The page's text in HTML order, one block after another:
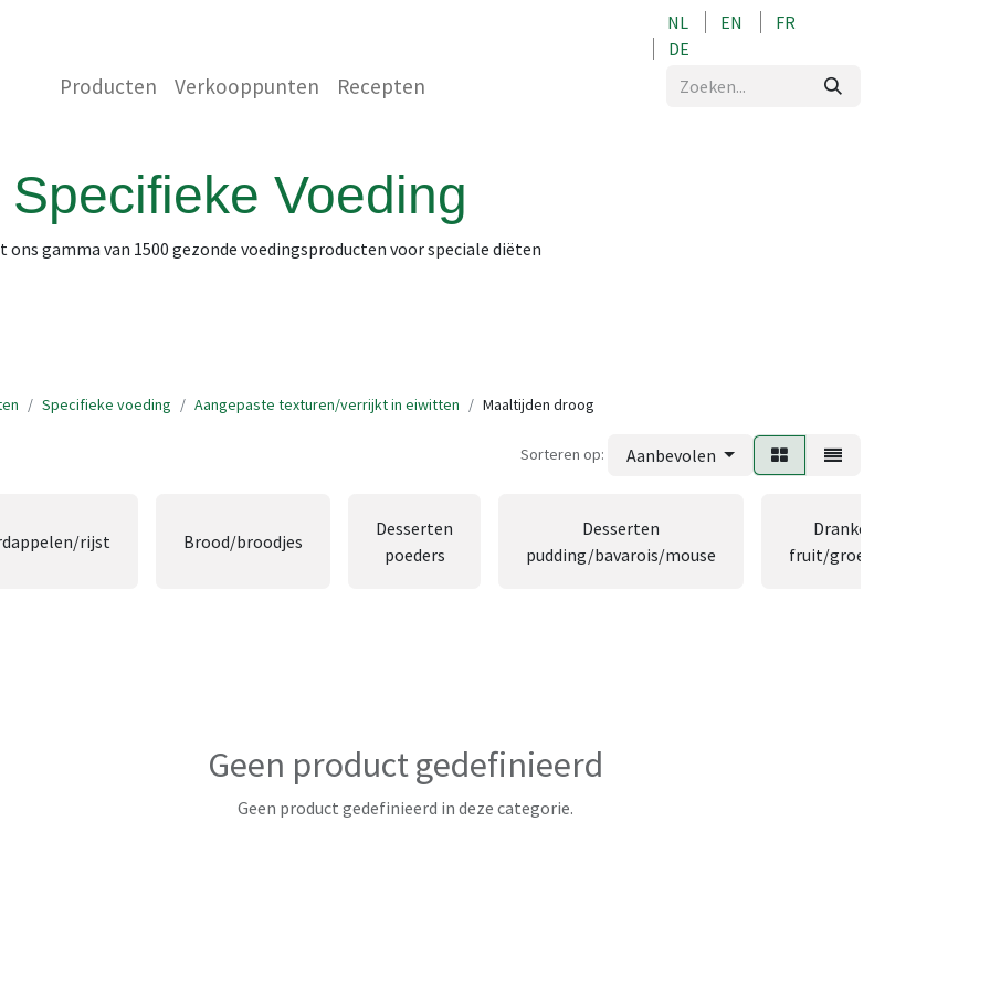
NL EN
FR
DE
Producten Verkooppunten Recepten
Specifieke Voeding
ons gamma van 1500 gezonde voedingsproducten voor speciale diëten
Specifieke voeding Aangepaste texturen/verrijkt in eiwitten Maaltijden droog
Sorteren op: Aanbevolen
rijst Brood/broodjes
Desserten
poeders
Desserten
pudding/bavarois/mouse
Dranken
fruit/groenten
Geen product gedefinieerd
Geen product gedefinieerd in deze categorie.